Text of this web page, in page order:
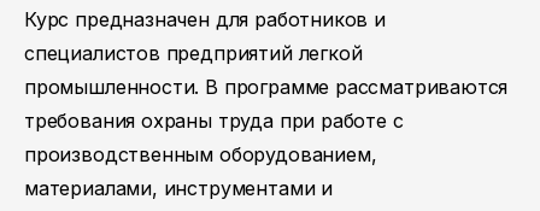
Курс предназначен для работников и
специалистов предприятий легкой
промышленности. В программе рассматриваются
требования охраны труда при работе с
производственным оборудованием,
материалами, инструментами и